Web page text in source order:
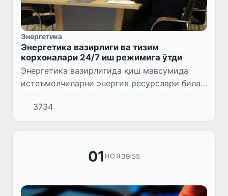
Энергетика
Энергетика вазирлиги ва тизим
корхоналари 24/7 иш режимига ўтди
Энергетика вазирлигида қиш мавсумида
истеъмолчиларни энергия ресурслари билан
барқарор таъминлаш ишлари юзасидан
йиғилиш ўтказилди.
3734
01 НОЯ09:55